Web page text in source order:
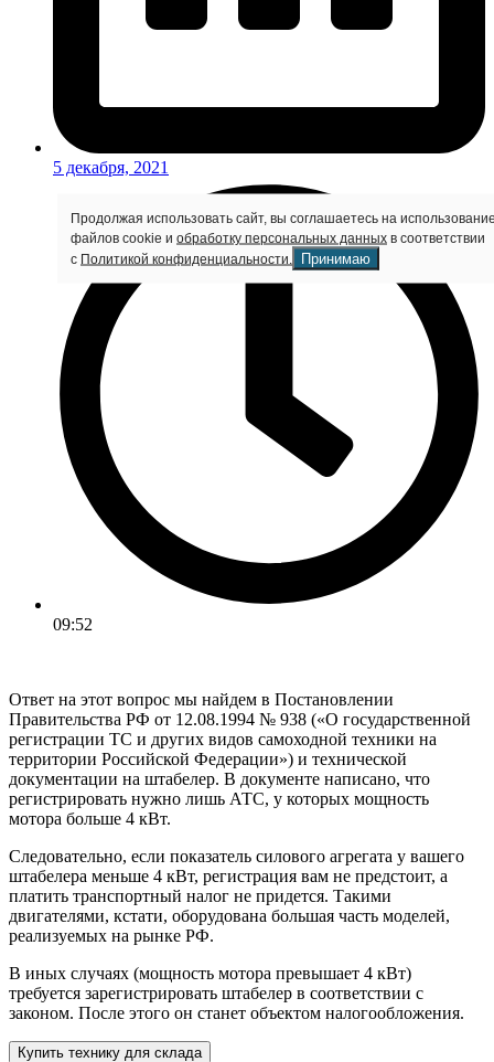
5 декабря, 2021
09:52
Ответ на этот вопрос мы найдем в Постановлении
Правительства РФ от 12.08.1994 № 938 («О государственной
регистрации ТС и других видов самоходной техники на
территории Российской Федерации») и технической
документации на штабелер. В документе написано, что
регистрировать нужно лишь АТС, у которых мощность
мотора больше 4 кВт.
Следовательно, если показатель силового агрегата у вашего
штабелера меньше 4 кВт, регистрация вам не предстоит, а
платить транспортный налог не придется. Такими
двигателями, кстати, оборудована большая часть моделей,
реализуемых на рынке РФ.
В иных случаях (мощность мотора превышает 4 кВт)
требуется зарегистрировать штабелер в соответствии с
законом. После этого он станет объектом налогообложения.
Купить технику для склада
Продолжая использовать сайт, вы соглашаетесь на
файлов cookie и обработку персональных данных в соответствии
с Политикой конфиденциальности. Принимаю